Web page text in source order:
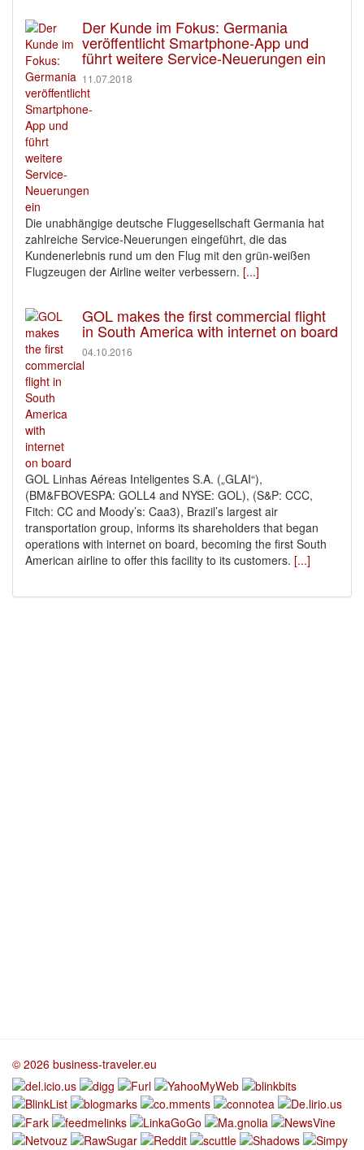
Der Kunde im Fokus: Germania
veröffentlicht Smartphone-App und
führt weitere Service-Neuerungen ein
11.07.2018
Die unabhängige deutsche Fluggesellschaft Germania hat
zahlreiche Service-Neuerungen eingeführt, die das
Kundenerlebnis rund um den Flug mit den grün-weißen
Flugzeugen der Airline weiter verbessern. [...]
GOL makes the first commercial flight
in South America with internet on board
04.10.2016
GOL Linhas Aéreas Inteligentes S.A. („GLAI“),
(BM&FBOVESPA: GOLL4 and NYSE: GOL), (S&P: CCC,
Fitch: CC and Moody’s: Caa3), Brazil’s largest air
transportation group, informs its shareholders that began
operations with internet on board, becoming the first South
American airline to offer this facility to its customers. [...]
© 2026 business-traveler.eu